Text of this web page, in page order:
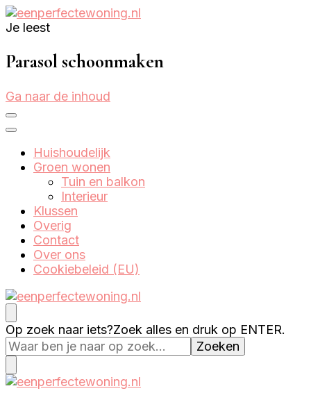
Je leest
Parasol schoonmaken
Ga naar de inhoud
Huishoudelijk
Groen wonen
Tuin en balkon
Interieur
Klussen
Overig
Contact
Over ons
Cookiebeleid (EU)
Eenperfectewoning.nl
We brengen jouw droomhuis tot leven
Op zoek naar iets?Zoek alles en druk op ENTER.